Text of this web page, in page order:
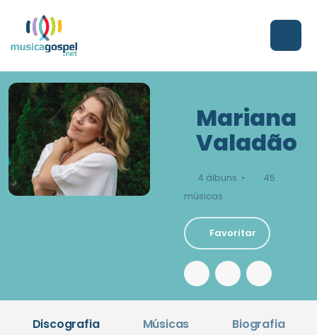
Mariana
Valadão
4 álbuns •
45
músicas
Favoritar
Discografia Músicas Biografia